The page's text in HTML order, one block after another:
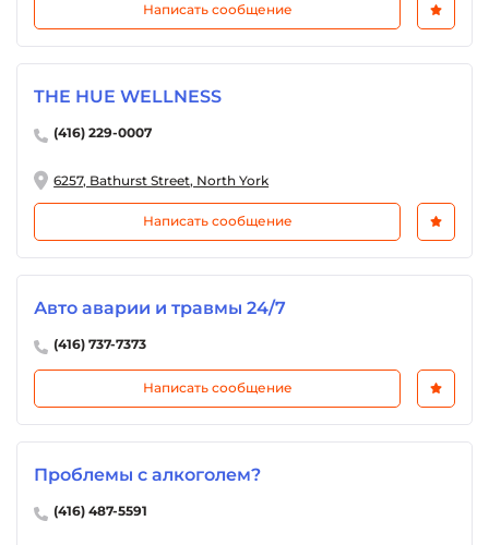
Написать сообщение
THE HUE WELLNESS
(416) 229-0007
6257, Bathurst Street, North York
Написать сообщение
Авто аварии и травмы 24/7
(416) 737-7373
Написать сообщение
Проблемы с алкоголем?
(416) 487-5591